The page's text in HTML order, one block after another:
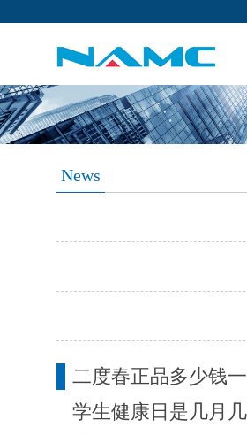
News
二度春正品多少钱
学生健康日是几月